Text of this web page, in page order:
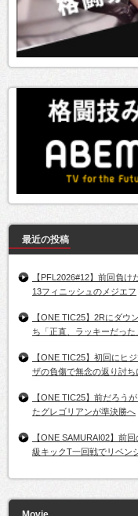
最近の投稿
【PFL2026#12】前回負
13フィニッシュのメジエフ
【ONE TIC25】2Rにダウ
ち「正直、ラッキーだった
【ONE TIC25】初回にヒ
ザの負傷で無念の返り討ち
【ONE TIC25】前だろう
たグレゴリアンが準決勝へ
【ONE SAMURAI02】前
級キックT一回戦でリベン